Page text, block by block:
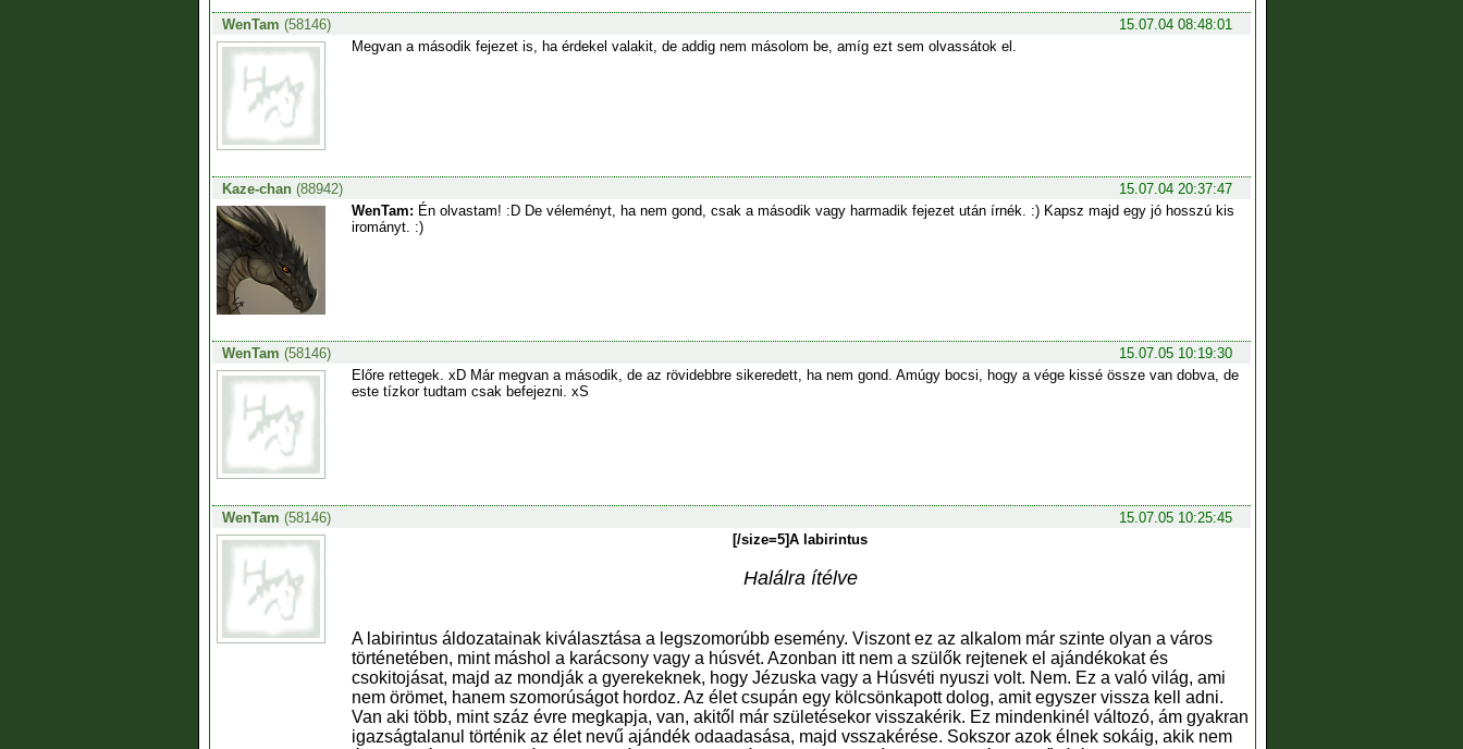
WenTam (58146)
15.07.04 08:48:01
Megvan a második fejezet is, ha érdekel valakit, de addig nem másolom be, amíg ezt sem olvassátok el.
Kaze-chan(88942)
15.07.04 20:37:47
WenTam: Én olvastam! :D De véleményt, ha nem gond, csak a második vagy harmadik fejezet után írnék. :) Kapsz majd egy jó hosszú kis
irományt. :)
WenTam (58146)
15.07.05 10:19:30
Előre rettegek. xD Már megvan a második, de az rövidebbre sikeredett, ha nem gond. Amúgy bocsi, hogy a vége kissé össze van dobva, de
este tízkor tudtam csak befejezni. xS
WenTam (58146)
15.07.05 10:25:45
[/size=5]A labirintus
Halálra ítélve
A labirintus áldozatainak kiválasztása a legszomorúbb esemény. Viszont ez az alkalom már szinte olyan a város
történetében, mint máshol a karácsony vagy a húsvét. Azonban itt nem a szülők rejtenek el ajándékokat és
csokitojásat, majd az mondják a gyerekeknek, hogy Jézuska vagy a Húsvéti nyuszi volt. Nem. Ez a való világ, ami
nem örömet, hanem szomorúságot hordoz. Az élet csupán egy kölcsönkapott dolog, amit egyszer vissza kell adni.
Van aki több, mint száz évre megkapja, van, akitől már születésekor visszakérik. Ez mindenkinél változó, ám gyakran
igazságtalanul történik az élet nevű ajándék odaadasása, majd vsszakérése. Sokszor azok élnek sokáig, akik nem